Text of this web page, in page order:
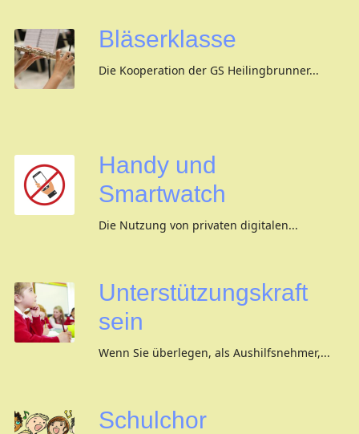
Bläserklasse
Die Kooperation der GS Heilingbrunner...
Handy und
Smartwatch
Die Nutzung von privaten digitalen...
Unterstützungskraft
sein
Wenn Sie überlegen, als Aushilfsnehmer,...
Schulchor